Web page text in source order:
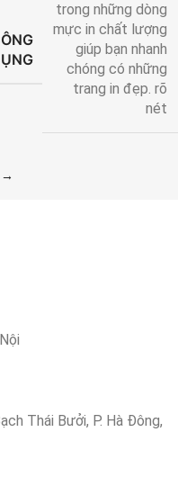
trong những dòng
mực in chất lượng
giúp bạn nhanh
chóng có những
trang in đẹp. rõ
nét
→
Thái Bưởi, P. Hà Đông,